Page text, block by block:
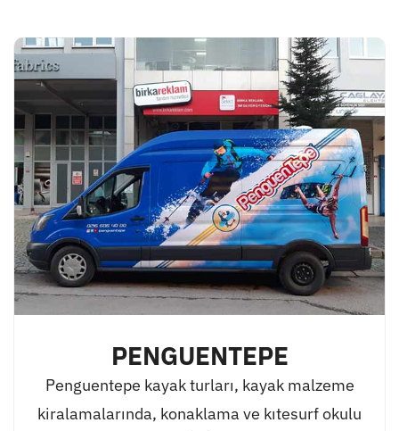
PENGUENTEPE
Penguentepe kayak turları, kayak malzeme
kiralamalarında, konaklama ve kıtesurf okulu